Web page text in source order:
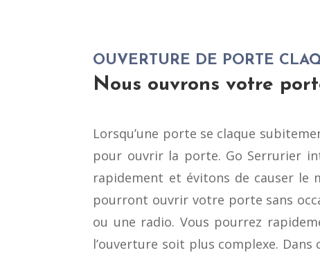
OUVERTURE DE PORTE
Nous ouvrons votre
Lorsqu’une porte se claque
pour ouvrir la porte. Go Serrurier
rapidement et évitons de causer le
pourront ouvrir votre porte sans
ou une radio. Vous pourrez
l’ouverture soit plus complexe.